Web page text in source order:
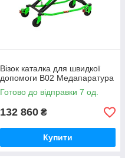
Візок каталка для швидкої
допомоги B02 Медапаратура
Готово до відправки 7 од.
132 860 ₴
Купити